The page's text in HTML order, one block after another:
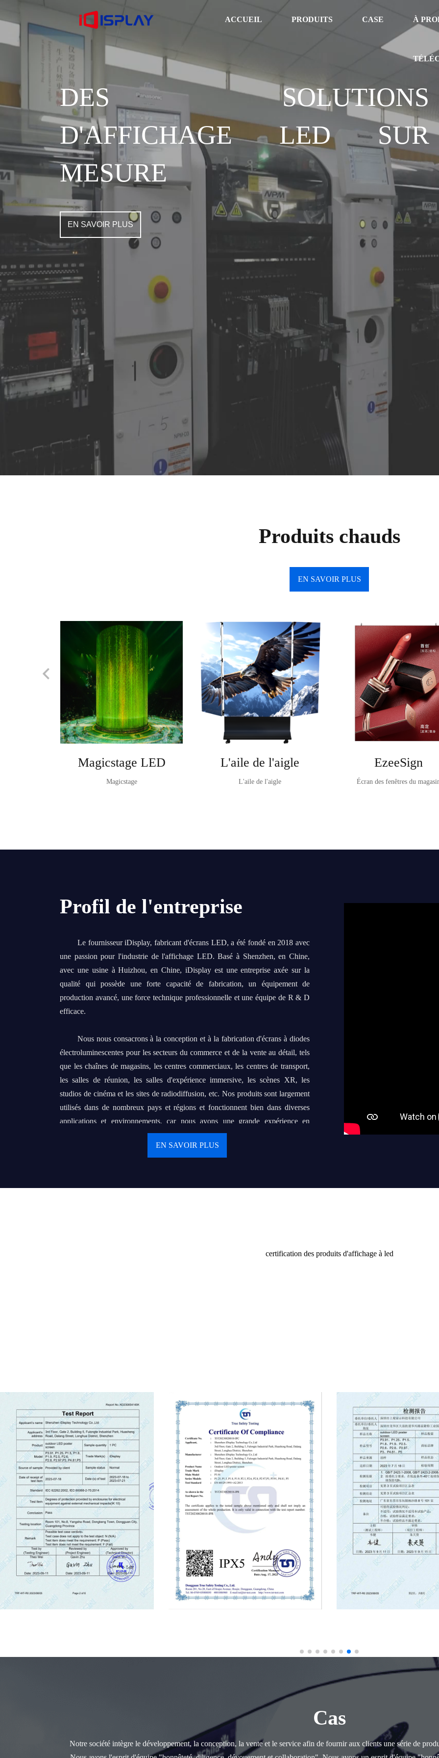
ACCUEIL PRODUITS CASE À
DES SOLUTIONS
D'AFFICHAGE LED SUR
MESURE
EN SAVOIR PLUS
Produits chauds
EN SAVOIR PLUS
Magicstage LED
Magicstage
L'aile de l'aigle
L'aile de l'aigle
EzeeSign
Écran des fenêtres du
Profil de l'entreprise
Le fournisseur iDisplay, fabricant d'écrans LED, a été fondé en 2018 avec
une passion pour l'industrie de l'affichage LED. Basé à Shenzhen, en Chine,
avec une usine à Huizhou, en Chine, iDisplay est une entreprise axée sur la
qualité qui possède une forte capacité de fabrication, un équipement de
production avancé, une force technique professionnelle et une équipe de R & D
efficace.
Nous nous consacrons à la conception et à la fabrication d'écrans à diodes
électroluminescentes pour les secteurs du commerce et de la vente au détail, tels
que les chaînes de magasins, les centres commerciaux, les centres de transport,
les salles de réunion, les salles d'expérience immersive, les scènes XR, les
studios de cinéma et les sites de radiodiffusion, etc. Nos produits sont largement
utilisés dans de nombreux pays et régions et fonctionnent bien dans diverses
applications et environnements, car nous avons une grande expérience en
de renommée mondiale qui peut aider des centaines, voire des milliers de
EN SAVOIR PLUS
certification des produits d'affichage à led
Cas
Notre société intègre le développement, la conception, la vente et le service afin de fournir aux clients une série de